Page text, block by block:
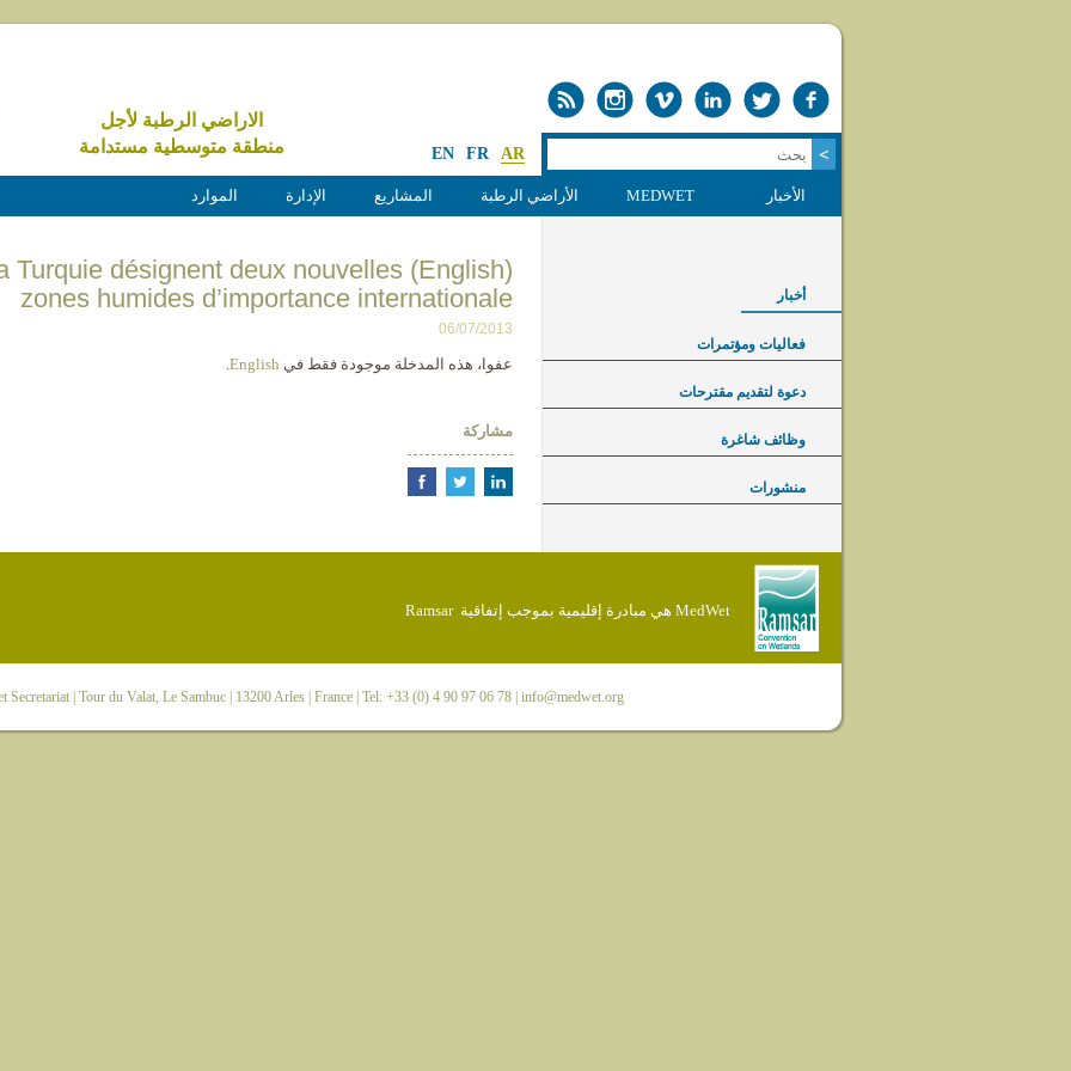
الاراضي الرطبة لأجل
منطقة متوسطية مستدامة
EN FR AR
الأخبار MEDWET الأراضي الرطبة المشاريع الإدارة الموارد
et la Turquie désignent deux nouvelles
zones humides d’importance internationale
06/07/2013
عفوا، هذه المدخلة موجودة فقط في English
.
مشاركة
أخبار
فعاليات ومؤتمرات
دعوة لتقديم مقترحات
وظائف شاغرة
منشورات
MedWet هي مبادرة إقليمية بموجب إتفاقية Ramsar
Secretariat| Tour du Valat, Le Sambuc | 13200 Arles | France | Tel: +33 (0) 4 90 97 06 78 | info@medwet.org